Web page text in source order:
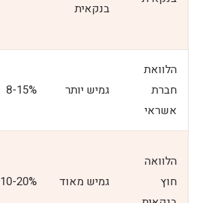
בנקאית
הלוואת
חברת
אשראי
גמיש יותר 8-15%
הלוואה
חוץ
גמיש מאוד 10-20%